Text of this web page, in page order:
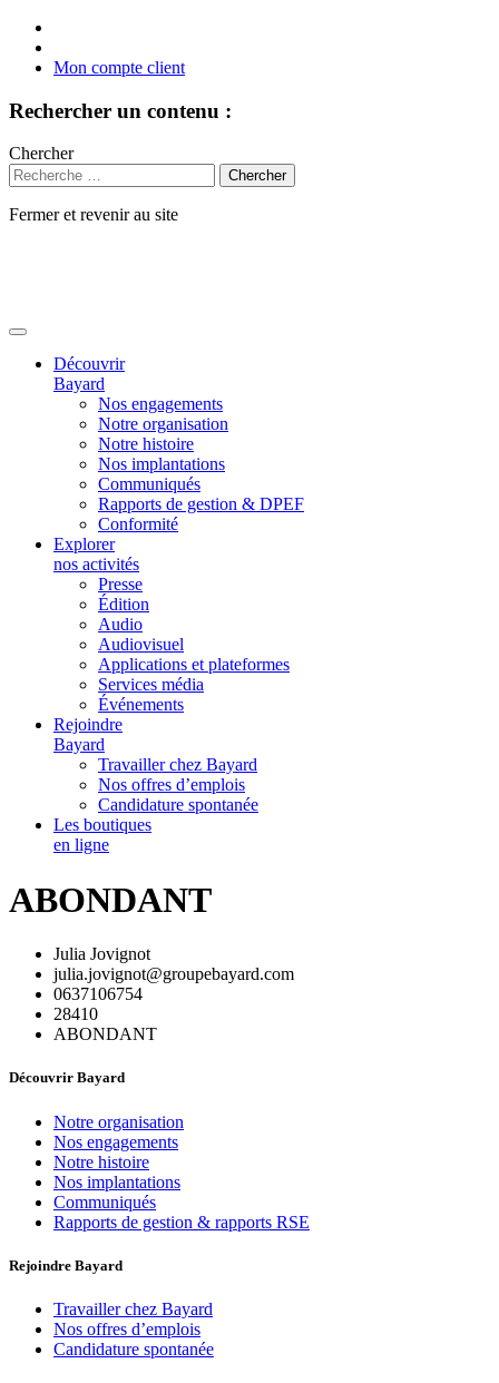
Mon compte client
Rechercher un contenu :
Chercher
Fermer et revenir au site
Découvrir
Bayard
Nos engagements
Notre organisation
Notre histoire
Nos implantations
Communiqués
Rapports de gestion & DPEF
Conformité
Explorer
nos activités
Presse
Édition
Audio
Audiovisuel
Applications et plateformes
Services média
Événements
Rejoindre
Bayard
Travailler chez Bayard
Nos offres d’emplois
Candidature spontanée
Les boutiques
en ligne
ABONDANT
Julia Jovignot
julia.jovignot@groupebayard.com
0637106754
28410
ABONDANT
Découvrir Bayard
Notre organisation
Nos engagements
Notre histoire
Nos implantations
Communiqués
Rapports de gestion & rapports RSE
Rejoindre Bayard
Travailler chez Bayard
Nos offres d’emplois
Candidature spontanée